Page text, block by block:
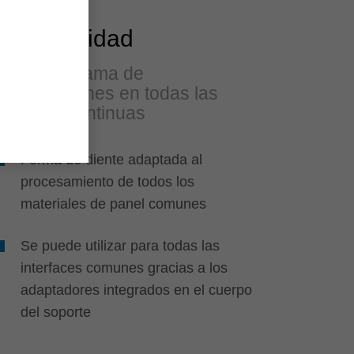
Flexibilidad
Amplia gama de
aplicaciones en todas las
líneas continuas
Forma de diente adaptada al
procesamiento de todos los
materiales de panel comunes
Se puede utilizar para todas las
interfaces comunes gracias a los
adaptadores integrados en el cuerpo
del soporte